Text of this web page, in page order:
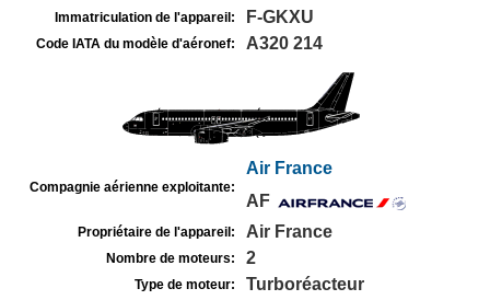
Immatriculation de l'appareil: F-GKXU
Code IATA du modèle d'aéronef: A320 214
Compagnie aérienne exploitante:
Air France
AF
Propriétaire de l'appareil: Air France
Nombre de moteurs: 2
Type de moteur: Turboréacteur